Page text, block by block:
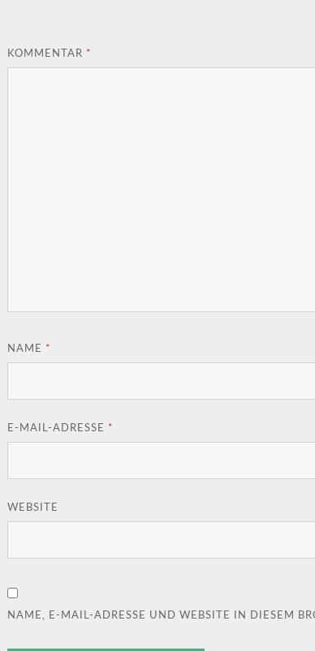
KOMMENTAR *
NAME *
E-MAIL-ADRESSE *
WEBSITE
NAME, E-MAIL-ADRESSE UND WEBSITE IN DIESEM